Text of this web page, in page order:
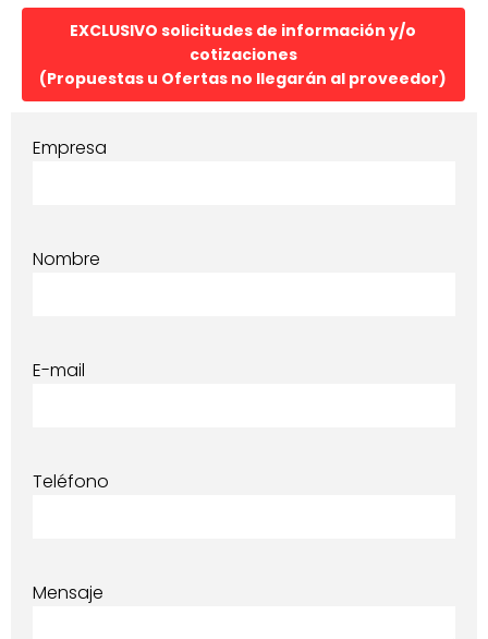
EXCLUSIVO solicitudes de información y/o
cotizaciones
(Propuestas u Ofertas no llegarán al proveedor)
Empresa
Nombre
E-mail
Teléfono
Mensaje